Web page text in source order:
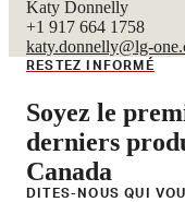
Katy Donnelly
+1 917 664 1758
katy.donnelly@lg-
RESTEZ INFORMÉ
Soyez le
derniers
Canada
DITES-NOUS QUI